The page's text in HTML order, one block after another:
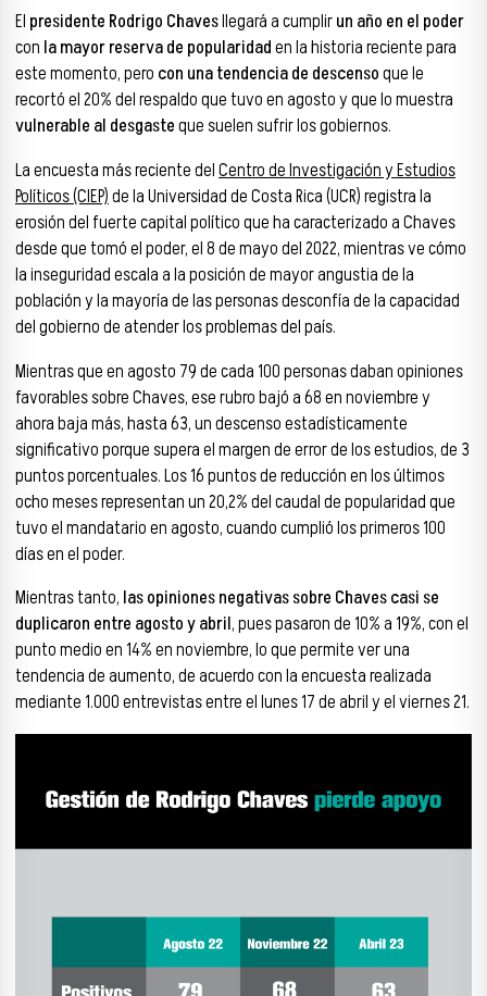
El presidente Rodrigo Chavesllegará a cumplirun año en el poder
con la mayor reserva de popularidaden la historia reciente para
este momento, pero con una tendencia de descensoque le
recortó el 20% del respaldo que tuvo en agosto y que lo muestra
vulnerable al desgasteque suelen sufrir los gobiernos.
La encuesta más reciente delCentro de Investigación y Estudios
Políticos (CIEP)de la Universidad de Costa Rica (UCR) registra la
erosión del fuerte capital político que ha caracterizado a Chaves
desde que tomó el poder, el 8 de mayo del 2022, mientras ve cómo
la inseguridad escala a la posición de mayor angustia de la
población y la mayoría de las personas desconfía de la capacidad
del gobierno de atender los problemas del país.
Mientras que en agosto 79 de cada 100 personas daban opiniones
favorables sobre Chaves, ese rubro bajó a 68 en noviembre y
ahora baja más, hasta 63, un descenso estadísticamente
significativo porque supera el margen de error de los estudios, de 3
puntos porcentuales. Los 16 puntos de reducción en los últimos
ocho meses representan un 20,2% del caudal de popularidad que
tuvo el mandatario en agosto, cuando cumplió los primeros 100
días en el poder.
Mientras tanto, las opiniones negativas sobre Chaves casi se
duplicaron entre agosto y abril, pues pasaron de 10% a 19%, con el
punto medio en 14% en noviembre, lo que permite ver una
tendencia de aumento, de acuerdo con la encuesta realizada
mediante 1.000 entrevistas entre el lunes 17 de abril y el viernes 21.